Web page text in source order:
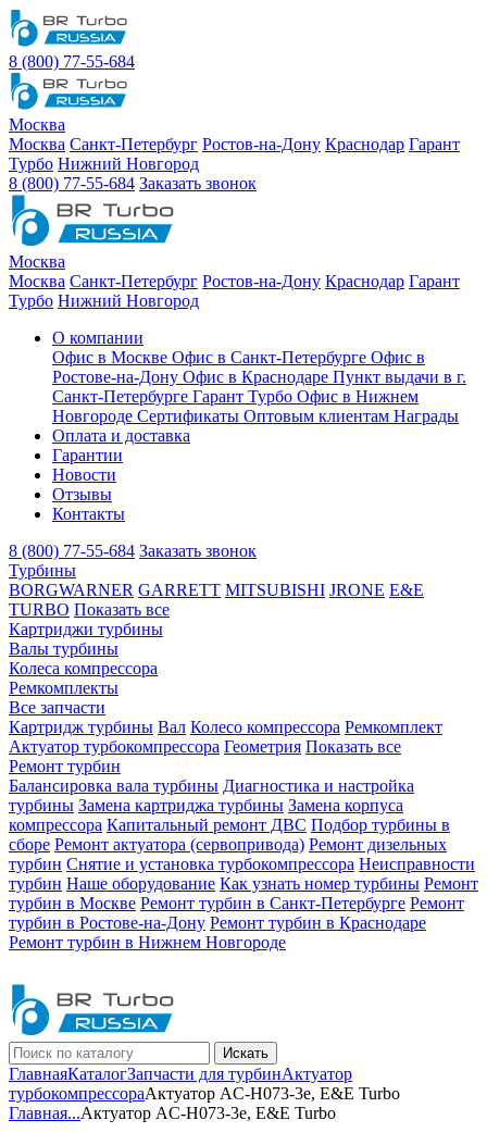
8 (800) 77-55-684
Москва
Москва Санкт-Петербург Ростов-на-Дону Краснодар Гарант
Турбо Нижний Новгород
8 (800) 77-55-684 Заказать звонок
Москва
Москва Санкт-Петербург Ростов-на-Дону Краснодар Гарант
Турбо Нижний Новгород
О компании
Офис в Москве Офис в Санкт-Петербурге Офис в
Ростове-на-Дону Офис в Краснодаре Пункт выдачи в г.
Санкт-Петербурге Гарант Турбо Офис в Нижнем
Новгороде Сертификаты Оптовым клиентам Награды
Оплата и доставка
Гарантии
Новости
Отзывы
Контакты
8 (800) 77-55-684 Заказать звонок
Турбины
BORGWARNER GARRETT MITSUBISHI JRONE E&E
TURBO Показать все
Картриджи турбины
Валы турбины
Колеса компрессора
Ремкомплекты
Все запчасти
Картридж турбины Вал Колесо компрессора Ремкомплект
Актуатор турбокомпрессора Геометрия Показать все
Ремонт турбин
Балансировка вала турбины Диагностика и настройка
турбины Замена картриджа турбины Замена корпуса
компрессора Капитальный ремонт ДВС Подбор турбины в
сборе Ремонт актуатора (сервопривода) Ремонт дизельных
турбин Снятие и установка турбокомпрессора Неисправности
турбин Наше оборудование Как узнать номер турбины Ремонт
турбин в Москве Ремонт турбин в Санкт-Петербурге Ремонт
турбин в Ростове-на-Дону Ремонт турбин в Краснодаре
Ремонт турбин в Нижнем Новгороде
Искать
ГлавнаяКаталогЗапчасти для турбинАктуатор
турбокомпрессораАктуатор AC-H073-3e, E&E Turbo
Главная...Актуатор AC-H073-3e, E&E Turbo